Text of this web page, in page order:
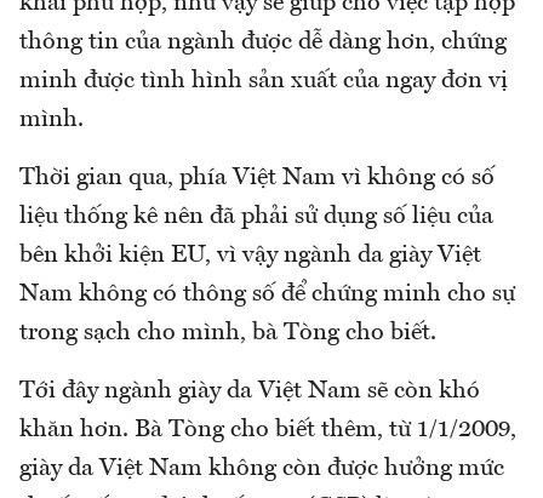
thông tin của ngành được dễ dàng hơn, chứng
minh được tình hình sản xuất của ngay đơn vị
mình.
Thời gian qua, phía Việt Nam vì không có số
liệu thống kê nên đã phải sử dụng số liệu của
bên khởi kiện EU, vì vậy ngành da giày Việt
Nam không có thông số để chứng minh cho sự
trong sạch cho mình, bà Tòng cho biết.
Tới đây ngành giày da Việt Nam sẽ còn khó
khăn hơn. Bà Tòng cho biết thêm, từ 1/1/2009,
giày da Việt Nam không còn được hưởng mức